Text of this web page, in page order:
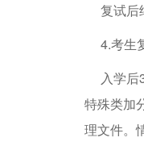
复试后
4.考生
入学后3
特殊类加
理文件。